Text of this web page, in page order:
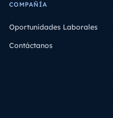
COMPAÑÍA
Oportunidades Laborales
Contáctanos